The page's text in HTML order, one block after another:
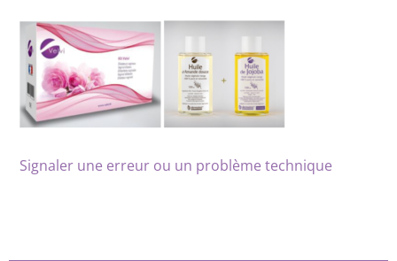
Signaler une erreur ou un problème technique